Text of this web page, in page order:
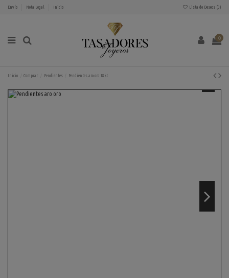
Envío Nota Legal Inicio Lista de Deseos (0)
0
Inicio Comprar Pendientes Pendientes aro oro 18kt